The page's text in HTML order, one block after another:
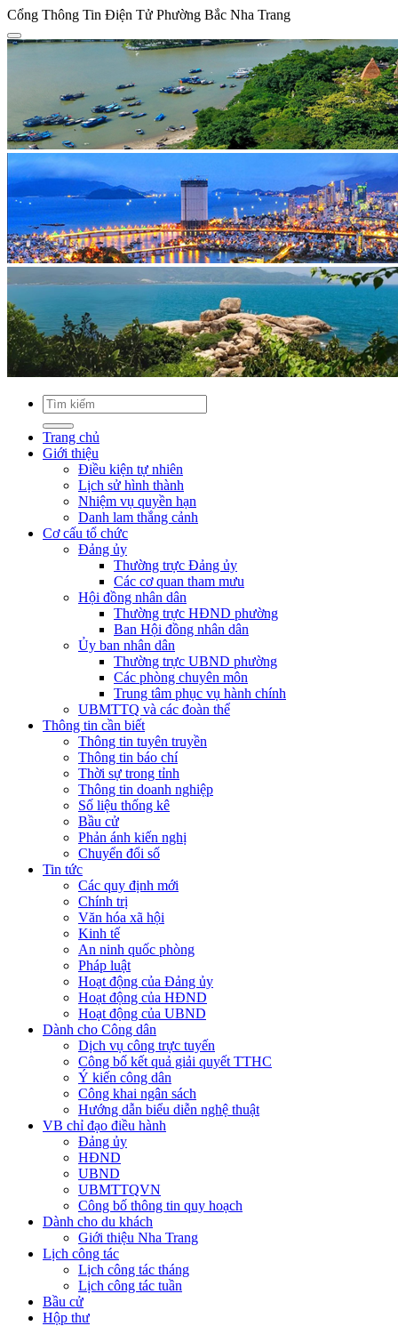
Cổng Thông Tin Điện Tử Phường Bắc Nha Trang
Trang chủ
Giới thiệu
Điều kiện tự nhiên
Lịch sử hình thành
Nhiệm vụ quyền hạn
Danh lam thắng cảnh
Cơ cấu tổ chức
Đảng ủy
Thường trực Đảng ủy
Các cơ quan tham mưu
Hội đồng nhân dân
Thường trực HĐND phường
Ban Hội đồng nhân dân
Ủy ban nhân dân
Thường trực UBND phường
Các phòng chuyên môn
Trung tâm phục vụ hành chính
UBMTTQ và các đoàn thể
Thông tin cần biết
Thông tin tuyên truyền
Thông tin báo chí
Thời sự trong tỉnh
Thông tin doanh nghiệp
Số liệu thống kê
Bầu cử
Phản ánh kiến nghị
Chuyển đổi số
Tin tức
Các quy định mới
Chính trị
Văn hóa xã hội
Kinh tế
An ninh quốc phòng
Pháp luật
Hoạt động của Đảng ủy
Hoạt động của HĐND
Hoạt động của UBND
Dành cho Công dân
Dịch vụ công trực tuyến
Công bố kết quả giải quyết TTHC
Ý kiến công dân
Công khai ngân sách
Hướng dẫn biểu diễn nghệ thuật
VB chỉ đạo điều hành
Đảng ủy
HĐND
UBND
UBMTTQVN
Công bố thông tin quy hoạch
Dành cho du khách
Giới thiệu Nha Trang
Lịch công tác
Lịch công tác tháng
Lịch công tác tuần
Bầu cử
Hộp thư